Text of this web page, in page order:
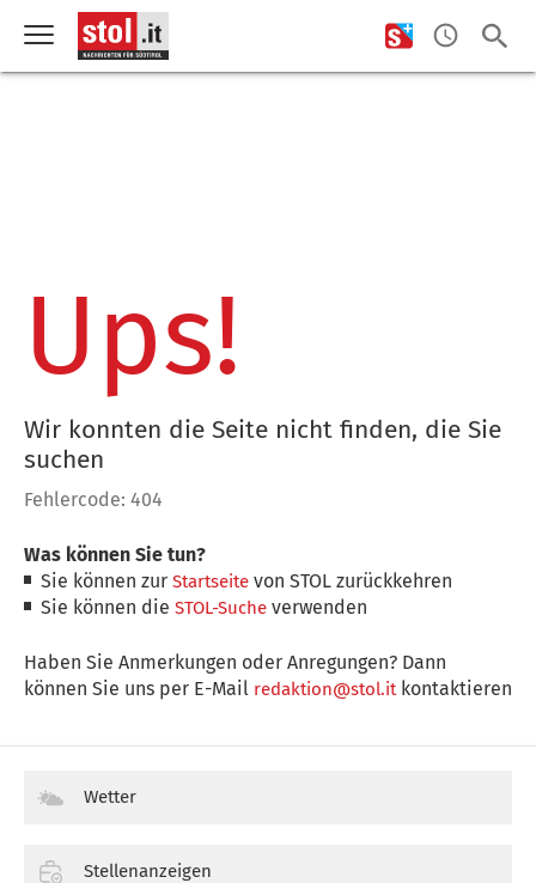
Ups!
Wir konnten die Seite nicht finden, die Sie
suchen
Fehlercode: 404
Was können Sie tun?
Sie können zurStartseite von STOL zurückkehren
Sie können dieSTOL-Suche verwenden
Haben Sie Anmerkungen oder Anregungen? Dann
können Sie uns per E-Mail redaktion@stol.itkontaktieren
Wetter
Stellenanzeigen